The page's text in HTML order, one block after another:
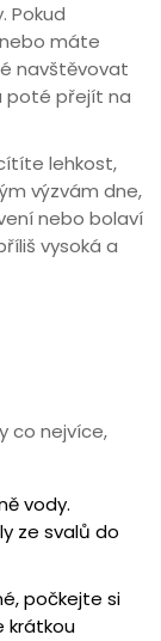
Pokud
máte
navštěvovat
poté přejít na
lehkost,
výzvám dne,
nebo bolaví
vysoká a
co nejvíce,
vody.
ze svalů do
počkejte si
krátkou